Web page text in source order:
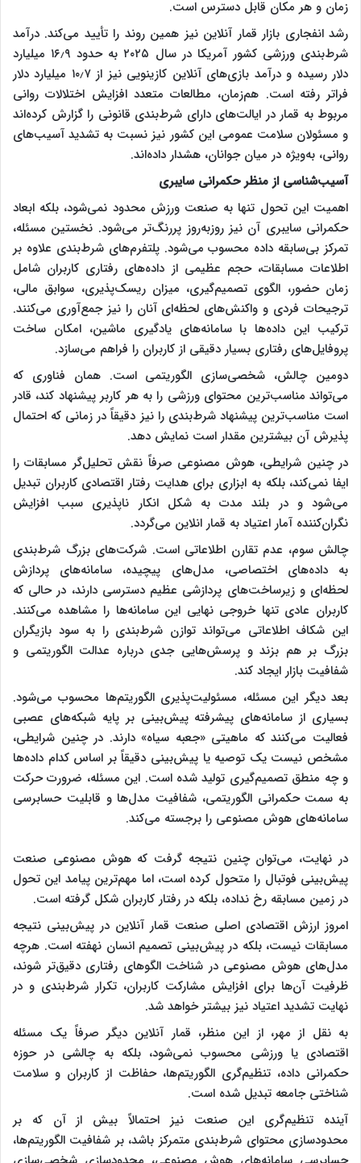
زمان و هر مکان قابل دسترس است.
رشد انفجاری بازار قمار آنلاین نیز همین روند را تأیید می‌کند. درآمد
شرط‌بندی ورزشی کشور آمریکا در سال ۲۰۲۵ به حدود ۱۶٫۹ میلیارد
دلار رسیده و درآمد بازی‌های آنلاین کازینویی نیز از ۱۰٫۷ میلیارد دلار
فراتر رفته است. هم‌زمان، مطالعات متعدد افزایش اختلالات روانی
مربوط به قمار در ایالت‌های دارای شرط‌بندی قانونی را گزارش کرده‌اند
و مسئولان سلامت عمومی این کشور نیز نسبت به تشدید آسیب‌های
روانی، به‌ویژه در میان جوانان، هشدار داده‌اند.
آسیب‌شناسی از منظر حکمرانی سایبری
اهمیت این تحول تنها به صنعت ورزش محدود نمی‌شود، بلکه ابعاد
حکمرانی سایبری آن نیز روزبه‌روز پررنگ‌تر می‌شود. نخستین مسئله،
تمرکز بی‌سابقه داده محسوب می‌شود. پلتفرم‌های شرط‌بندی علاوه بر
اطلاعات مسابقات، حجم عظیمی از داده‌های رفتاری کاربران شامل
زمان حضور، الگوی تصمیم‌گیری، میزان ریسک‌پذیری، سوابق مالی،
ترجیحات فردی و واکنش‌های لحظه‌ای آنان را نیز جمع‌آوری می‌کنند.
ترکیب این داده‌ها با سامانه‌های یادگیری ماشین، امکان ساخت
پروفایل‌های رفتاری بسیار دقیقی از کاربران را فراهم می‌سازد.
دومین چالش، شخصی‌سازی الگوریتمی است. همان فناوری که
می‌تواند مناسب‌ترین محتوای ورزشی را به هر کاربر پیشنهاد کند، قادر
است مناسب‌ترین پیشنهاد شرط‌بندی را نیز دقیقاً در زمانی که احتمال
پذیرش آن بیشترین مقدار است نمایش دهد.
در چنین شرایطی، هوش مصنوعی صرفاً نقش تحلیل‌گر مسابقات را
ایفا نمی‌کند، بلکه به ابزاری برای هدایت رفتار اقتصادی کاربران تبدیل
می‌شود و در بلند مدت به شکل انکار ناپذیری سبب افزایش
نگران‌کننده آمار اعتیاد به قمار انلاین می‌گردد.
چالش سوم، عدم تقارن اطلاعاتی است. شرکت‌های بزرگ شرط‌بندی
به داده‌های اختصاصی، مدل‌های پیچیده، سامانه‌های پردازش
لحظه‌ای و زیرساخت‌های پردازشی عظیم دسترسی دارند، در حالی که
کاربران عادی تنها خروجی نهایی این سامانه‌ها را مشاهده می‌کنند.
این شکاف اطلاعاتی می‌تواند توازن شرط‌بندی را به سود بازیگران
بزرگ بر هم بزند و پرسش‌هایی جدی درباره عدالت الگوریتمی و
شفافیت بازار ایجاد کند.
بعد دیگر این مسئله، مسئولیت‌پذیری الگوریتم‌ها محسوب می‌شود.
بسیاری از سامانه‌های پیشرفته پیش‌بینی بر پایه شبکه‌های عصبی
فعالیت می‌کنند که ماهیتی «جعبه سیاه» دارند. در چنین شرایطی،
مشخص نیست یک توصیه یا پیش‌بینی دقیقاً بر اساس کدام داده‌ها
و چه منطق تصمیم‌گیری تولید شده است. این مسئله، ضرورت حرکت
به سمت حکمرانی الگوریتمی، شفافیت مدل‌ها و قابلیت حسابرسی
سامانه‌های هوش مصنوعی را برجسته می‌کند.
در نهایت، می‌توان چنین نتیجه گرفت که هوش مصنوعی صنعت
پیش‌بینی فوتبال را متحول کرده است، اما مهم‌ترین پیامد این تحول
در زمین مسابقه رخ نداده، بلکه در رفتار کاربران شکل گرفته است.
امروز ارزش اقتصادی اصلی صنعت قمار آنلاین در پیش‌بینی نتیجه
مسابقات نیست، بلکه در پیش‌بینی تصمیم انسان نهفته است. هرچه
مدل‌های هوش مصنوعی در شناخت الگوهای رفتاری دقیق‌تر شوند،
ظرفیت آن‌ها برای افزایش مشارکت کاربران، تکرار شرط‌بندی و در
نهایت تشدید اعتیاد نیز بیشتر خواهد شد.
به نقل از مهر، از این منظر، قمار آنلاین دیگر صرفاً یک مسئله
اقتصادی یا ورزشی محسوب نمی‌شود، بلکه به چالشی در حوزه
حکمرانی داده، تنظیم‌گری الگوریتم‌ها، حفاظت از کاربران و سلامت
شناختی جامعه تبدیل شده است.
آینده تنظیم‌گری این صنعت نیز احتمالاً بیش از آن که بر
محدودسازی محتوای شرط‌بندی متمرکز باشد، بر شفافیت الگوریتم‌ها،